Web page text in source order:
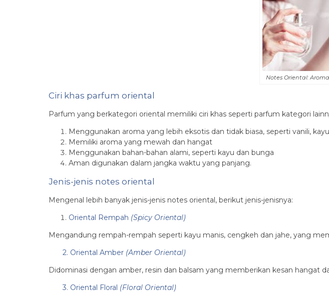
Notes Oriental:
Ciri khas parfum oriental
Parfum yang berkategori oriental memiliki ciri khas seperti parfum kategori
Menggunakan aroma yang lebih eksotis dan tidak biasa, seperti vanili,
Memiliki aroma yang mewah dan hangat
Menggunakan bahan-bahan alami, seperti kayu dan bunga
Aman digunakan dalam jangka waktu yang panjang.
Jenis-jenis notes oriental
Mengenal lebih banyak jenis-jenis notes oriental, berikut jenis-jenisnya:
Oriental Rempah (Spicy Oriental)
Mengandung rempah-rempah seperti kayu manis, cengkeh dan jahe, yang
2. Oriental Amber (Amber Oriental)
Didominasi dengan amber, resin dan balsam yang memberikan kesan hangat
3. Oriental Floral (Floral Oriental)